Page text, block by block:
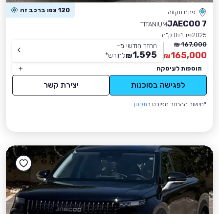
פתח תקווה 120 צפו ברכב זה
JAECOO 7
TITANIUM
2025 יד 1
0 ק״מ
167,000 ₪
165,000
₪
החזר חודשי מ-
1,595
₪לחודש*
תוספות לעיסקה
לפגישה בסוכנות יצירת קשר
*חישוב ההחזר מפורט בתקנון